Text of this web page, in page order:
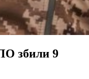
збили 9